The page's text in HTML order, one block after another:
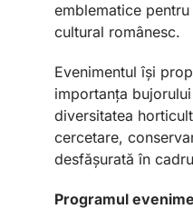
emblematice
cultural românesc.
Evenimentul își
importanța
diversitatea
cercetare,
desfășurată în
Programul